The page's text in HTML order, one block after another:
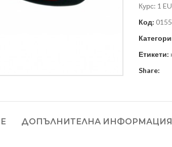
Курс: 1
Код:
Етикети:
Share:
ДОПЪЛНИТЕЛНА ИНФОРМАЦИЯ